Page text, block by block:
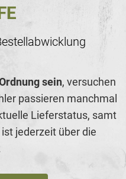
sein, versuchen
passieren manchmal
Lieferstatus, samt
jederzeit über die